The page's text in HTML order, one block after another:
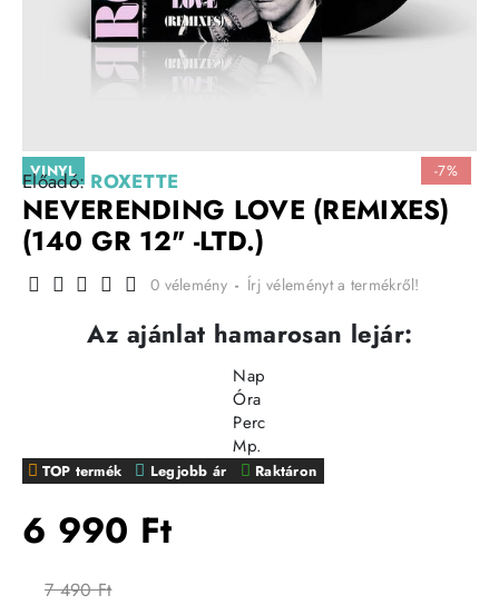
VINYL -7%
Előadó: ROXETTE
NEVERENDING LOVE (REMIXES)
(140 GR 12" -LTD.)
TOP termék Legjobb ár Raktáron
0 vélemény - Írj véleményt a termékről!
Az ajánlat hamarosan lejár:
Nap
Óra
Perc
Mp.
6 990 Ft
7 490 Ft